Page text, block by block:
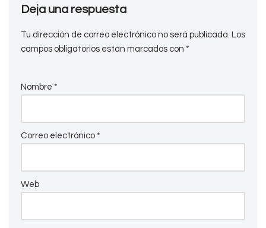
Deja una respuesta
Tu dirección de correo electrónico no será publicada. Los
campos obligatorios están marcados con *
Nombre *
Correo electrónico *
Web